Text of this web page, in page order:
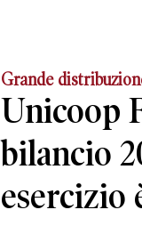
Grande
Unicoop
bilancio
esercizio